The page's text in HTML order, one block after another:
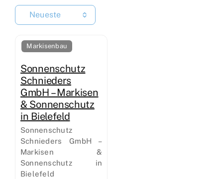
Neueste
Markisenbau
Sonnenschutz
Schnieders
GmbH – Markisen
& Sonnenschutz
in Bielefeld
Sonnenschutz
Schnieders GmbH –
Markisen &
Sonnenschutz in
Bielefeld